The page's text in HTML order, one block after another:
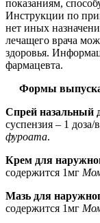
показаниям,
Инструкции по
нет иных
лечащего врача
здоровья.
фармацевта.
Формы
Спрей назальный
суспензия – 1
фуроата.
Крем для
содержится 1мг
Мазь для
содержится 1мг